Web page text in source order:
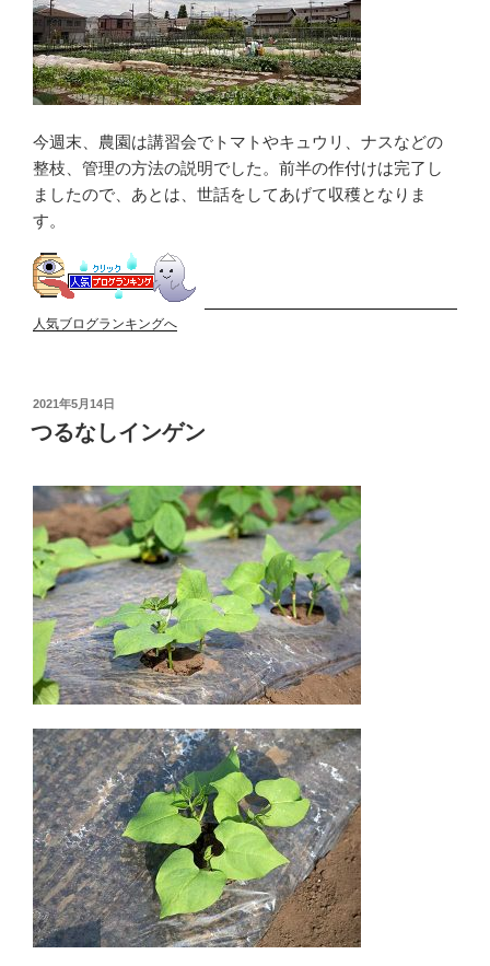
今週末、農園は講習会でトマトやキュウリ、ナスなどの
整枝、管理の方法の説明でした。前半の作付けは完了し
ましたので、あとは、世話をしてあげて収穫となりま
す。
人気ブログランキングへ
投
日:
2021年5月14日
つるなしインゲン